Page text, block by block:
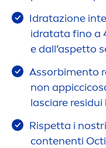
Idratazione
idratata fino a
e dall’aspetto
Assorbimento
non
lasciare
Rispetta i
contenenti